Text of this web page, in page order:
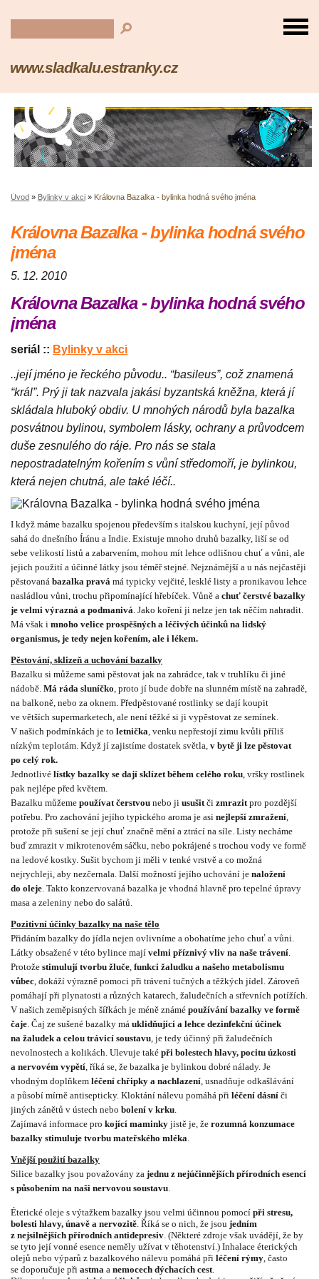
www.sladkalu.estranky.cz
Úvod » Bylinky v akci » Královna Bazalka - bylinka hodná svého jména
Královna Bazalka - bylinka hodná svého
jména
5. 12. 2010
Královna Bazalka - bylinka hodná svého
jména
seriál :: Bylinky v akci
..její jméno je řeckého původu.. “basileus”, což znamená
“král”. Prý ji tak nazvala jakási byzantská kněžna, která jí
skládala hluboký obdiv. U mnohých národů byla bazalka
posvátnou bylinou, symbolem lásky, ochrany a průvodcem
duše zesnulého do ráje. Pro nás se stala
nepostradatelným kořením s vůní středomoří, je bylinkou,
která nejen chutná, ale také léčí..
I když máme bazalku spojenou především s italskou kuchyní, její původ
sahá do dnešního Íránu a Indie. Existuje mnoho druhů bazalky, liší se od
sebe velikostí listů a zabarvením, mohou mít lehce odlišnou chuť a vůni, ale
jejich použití a účinné látky jsou téměř stejné. Nejznámější a u nás nejčastěji
pěstovaná bazalka pravá má typicky vejčité, lesklé listy a pronikavou lehce
nasládlou vůni, trochu připomínající hřebíček. Vůně a chuť čerstvé bazalky
je velmi výrazná a podmanivá. Jako koření ji nelze jen tak něčím nahradit.
Má však i mnoho velice prospěšných a léčivých účinků na lidský
organismus, je tedy nejen kořením, ale i lékem.
Pěstování, sklizeň a uchování bazalky
Bazalku si můžeme sami pěstovat jak na zahrádce, tak v truhlíku či jiné
nádobě. Má ráda sluníčko, proto jí bude dobře na slunném místě na zahradě,
na balkoně, nebo za oknem. Předpěstované rostlinky se dají koupit
ve větších supermarketech, ale není těžké si ji vypěstovat ze semínek.
V našich podmínkách je to letnička, venku nepřestojí zimu kvůli příliš
nízkým teplotám. Když jí zajistíme dostatek světla, v bytě ji lze pěstovat
po celý rok.
Jednotlivé lístky bazalky se dají sklízet během celého roku, vršky rostlinek
pak nejlépe před květem.
Bazalku můžeme používat čerstvou nebo ji usušitči zmrazitpro pozdější
potřebu. Pro zachování jejího typického aroma je asi nejlepší zmražení,
protože při sušení se její chuť značně mění a ztrácí na síle. Listy necháme
buď zmrazit v mikrotenovém sáčku, nebo pokrájené s trochou vody ve formě
na ledové kostky. Sušit bychom ji měli v tenké vrstvě a co možná
nejrychleji, aby nezčernala. Další možností jejího uchování je naložení
do oleje. Takto konzervovaná bazalka je vhodná hlavně pro tepelné úpravy
masa a zeleniny nebo do salátů.
Pozitivní účinky bazalky na naše tělo
Přidáním bazalky do jídla nejen ovlivníme a obohatíme jeho chuť a vůni.
Látky obsažené v této bylince mají velmi příznivý vliv na naše trávení.
Protože stimulují tvorbu žluče, funkci žaludku a našeho metabolismu
vůbec, dokáží výrazně pomoci při trávení tučných a těžkých jídel. Zároveň
pomáhají při plynatosti a různých katarech, žaludečních a střevních potížích.
V našich zeměpisných šířkách je méně známé používání bazalky ve formě
čaje. Čaj ze sušené bazalky má uklidňující a lehce dezinfekční účinek
na žaludek a celou trávicí soustavu, je tedy účinný při žaludečních
nevolnostech a kolikách. Ulevuje také při bolestech hlavy, pocitu úzkosti
a nervovém vypětí, říká se, že bazalka je bylinkou dobré nálady. Je
vhodným doplňkem léčení chřipky a nachlazení, usnadňuje odkašlávání
a působí mírně antisepticky. Kloktání nálevu pomáhá při léčení dásní či
jiných zánětů v ústech nebo bolení v krku.
Zajímavá informace pro kojící maminky jistě je, že rozumná konzumace
bazalky stimuluje tvorbu mateřského mléka.
Vnější použití bazalky
Silice bazalky jsou považovány za jednu z nejúčinnějších přírodních esencí
s působením na naši nervovou soustavu.
Éterické oleje s výtažkem bazalky jsou velmi účinnou pomocí při stresu,
bolesti hlavy, únavě a nervozitě. Říká se o nich, že jsou jedním
z nejsilnějších přírodních antidepresiv. (Některé zdroje však uvádějí, že by
se tyto její vonné esence neměly užívat v těhotenství.) Inhalace éterických
olejů nebo výparů z bazalkového nálevu pomáhá při léčení rýmy, často
se doporučuje při astma a nemocech dýchacích cest.